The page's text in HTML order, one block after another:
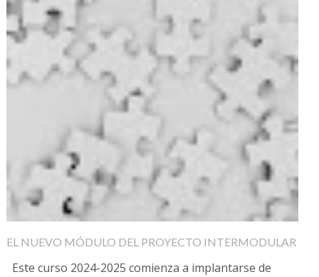
EL NUEVO MÓDULO DEL PROYECTO INTERMODULAR
Este curso 2024-2025 comienza a implantarse de